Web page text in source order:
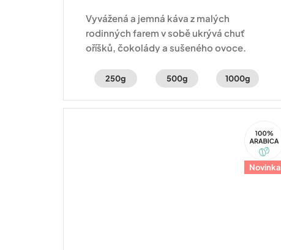
Vyvážená a jemná káva z malých
rodinných farem v sobě ukrývá chuť
oříšků, čokolády a sušeného ovoce.
250g 500g 1000g
Novinka
Arabica